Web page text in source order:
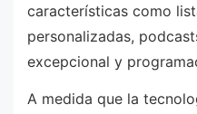
características como
personalizadas,
excepcional y
A medida que la